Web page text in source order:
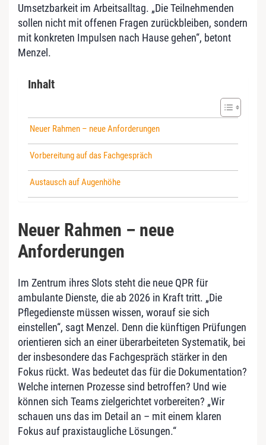
Umsetzbarkeit im Arbeitsalltag. „Die Teilnehmenden
sollen nicht mit offenen Fragen zurückbleiben, sondern
mit konkreten Impulsen nach Hause gehen“, betont
Menzel.
Inhalt
Neuer Rahmen – neue Anforderungen
Vorbereitung auf das Fachgespräch
Austausch auf Augenhöhe
Neuer Rahmen – neue
Anforderungen
Im Zentrum ihres Slots steht die neue QPR für
ambulante Dienste, die ab 2026 in Kraft tritt. „Die
Pflegedienste müssen wissen, worauf sie sich
einstellen“, sagt Menzel. Denn die künftigen Prüfungen
orientieren sich an einer überarbeiteten Systematik, bei
der insbesondere das Fachgespräch stärker in den
Fokus rückt. Was bedeutet das für die Dokumentation?
Welche internen Prozesse sind betroffen? Und wie
können sich Teams zielgerichtet vorbereiten? „Wir
schauen uns das im Detail an – mit einem klaren
Fokus auf praxistaugliche Lösungen.“